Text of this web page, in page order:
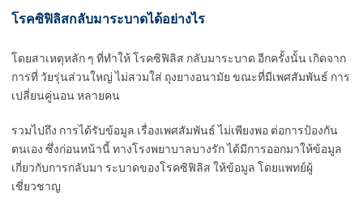
โรคซิฟิลิสกลับมาระบาดได้อย่างไร
โดยสาเหตุหลัก ๆ ที่ทำให้ โรคซิฟิลิส กลับมาระบาด อีกครั้งนั้น เกิดจาก
การที่ วัยรุ่นส่วนใหญ่ ไม่สวมใส่ ถุงยางอนามัย ขณะที่มีเพศสัมพันธ์ การ
เปลี่ยนคู่นอน หลายคน
รวมไปถึง การได้รับข้อมูล เรื่องเพศสัมพันธ์ ไม่เพียงพอ ต่อการป้องกัน
ตนเอง ซึ่งก่อนหน้านี้ ทางโรงพยาบาลบางรัก ได้มีการออกมาให้ข้อมูล
เกี่ยวกับการกลับมา ระบาดของโรคซิฟิลิส ให้ข้อมูล โดยแพทย์ผู้
เชี่ยวชาญ